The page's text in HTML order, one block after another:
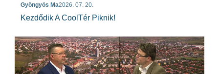
Gyöngyös Ma2026. 07. 20.
Kezdődik A CoolTér Piknik!